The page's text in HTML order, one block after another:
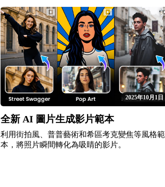
2025年10月1日
全新 AI 圖片生成影片範本
利用街拍風、普普藝術和希區考克變焦等風格範
本，將照片瞬間轉化為吸睛的影片。